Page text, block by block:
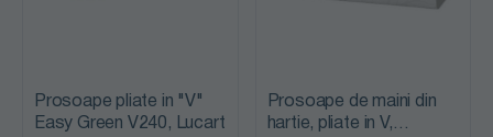
Prosoape pliate in "V"
Easy Green V240, Lucart
Prosoape de maini din
hartie, pliate in V,